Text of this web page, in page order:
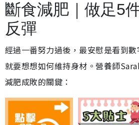
斷食減肥｜做足5
反彈
經過一番努力過後，最安慰是看到
就要想想如何維持身材。營養師
減肥成敗的關鍵：